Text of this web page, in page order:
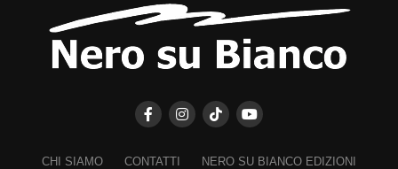
CHI SIAMO CONTATTI
NERO SU BIANCO EDIZIONI